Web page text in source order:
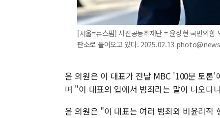
[서울=뉴스핌] 사진공동취재단 = 윤상현 국민의
판소로 들어오고 있다. 2025.02.13
윤 의원은 이 대표가 전날 MBC '100분 토론
며 "이 대표의 입에서 범죄라는 말이 나오다
윤 의원은 "이 대표는 여러 범죄와 비윤리적